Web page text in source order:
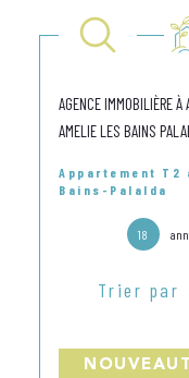
AGENCE IMMOBILIÈRE
AMELIE LES BAINS
Appartement T2 à vendre sur Amelie-Les-
Bains-Palalda
18
Trier par